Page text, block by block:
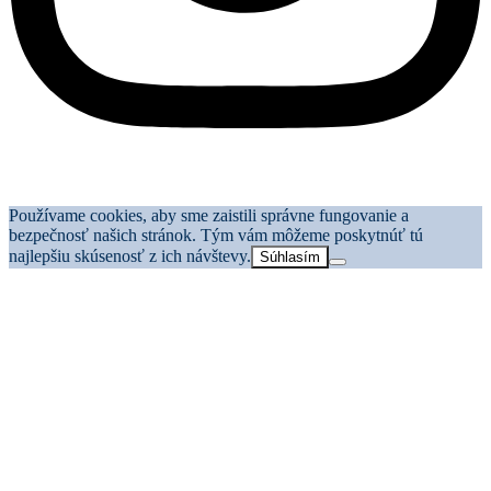
Používame cookies, aby sme zaistili správne fungovanie a
bezpečnosť našich stránok. Tým vám môžeme poskytnúť tú
najlepšiu skúsenosť z ich návštevy. Súhlasím